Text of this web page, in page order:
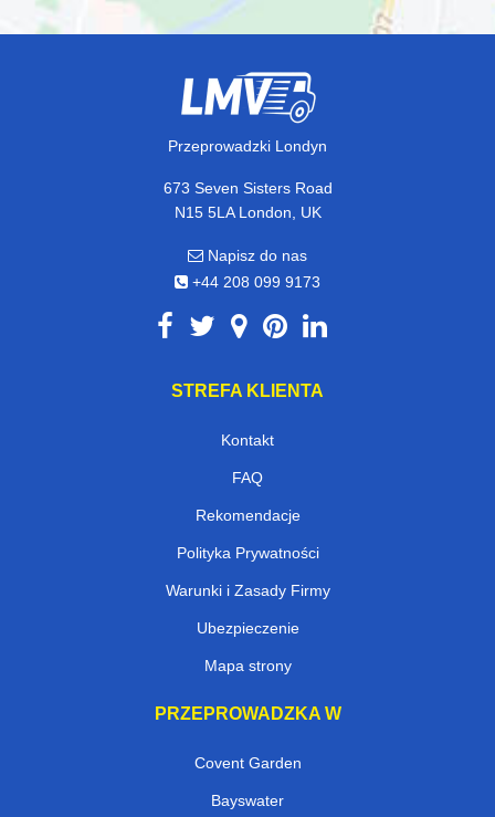
Przeprowadzki Londyn
673 Seven Sisters Road
N15 5LA London, UK
Napisz do nas
+44 208 099 9173
STREFA KLIENTA
Kontakt
FAQ
Rekomendacje
Polityka Prywatności
Warunki i Zasady Firmy
Ubezpieczenie
Mapa strony
PRZEPROWADZKA W
Covent Garden
Bayswater